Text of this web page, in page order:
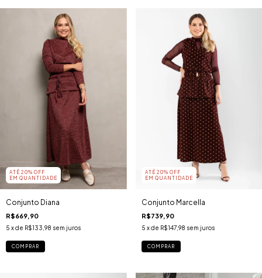
ATÉ 20% OFF
EM QUANTIDADE
Conjunto Diana
R$669,90
5 x de R$133,98 sem juros
COMPRAR
ATÉ 20% OFF
EM QUANTIDADE
Conjunto Marcella
R$739,90
5 x de R$147,98 sem juros
COMPRAR